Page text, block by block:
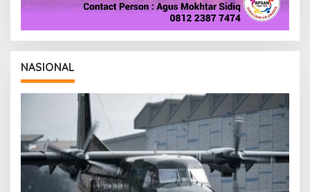
NASIONAL